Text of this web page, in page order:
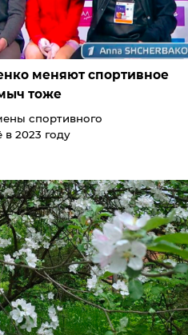
меняют спортивное
тоже
спортивного
2023 году